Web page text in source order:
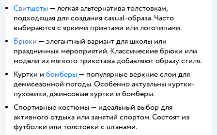
Свитшоты — легкая альтернатива толстовкам,
подходящая для создания casual-образа. Часто
выбираются с яркими принтами или логотипами.
Брюки — элегантный вариант для школы или
праздничных мероприятий. Классические брюки или
модели из мягкого трикотажа добавляют образу стиля.
Куртки и бомберы — популярные верхние слои для
демисезонной погоды. Особенно актуальны куртки-
пуховики, джинсовые куртки и бомберы.
Спортивные костюмы — идеальный выбор для
активного отдыха или занятий спортом. Состоят из
футболки или толстовки с штанами.